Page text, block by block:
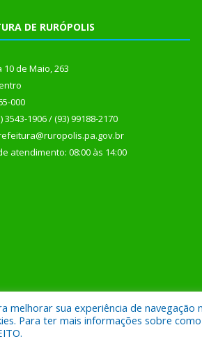
DE RURÓPOLIS
10 de Maio, 263
000
3543-1906 / (93) 99188-2170
atendimento: 08:00 às 14:00
direitos reservados a Prefeitura Municipal de
melhorar sua experiência de
Para ter mais informações sobre